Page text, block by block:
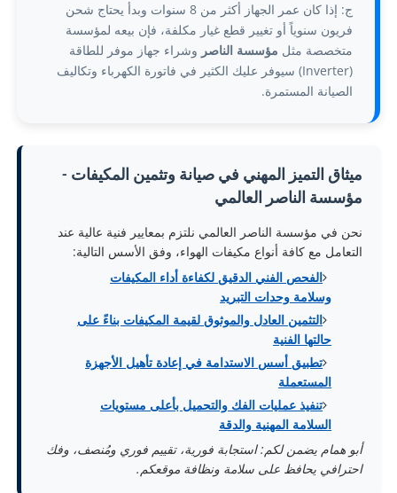
ج: إذا كان عمر الجهاز أكثر من 8 سنوات وبدأ يحتاج شحن
فريون سنوياً أو تغيير قطع غيار مكلفة، فإن بيعه لمؤسسة
متخصصة مثل مؤسسة الناصر وشراء جهاز موفر للطاقة
(Inverter) سيوفر عليك الكثير في فاتورة الكهرباء وتكاليف
الصيانة المستمرة.
ميثاق التميز المهني في صيانة وتثمين المكيفات -
مؤسسة الناصر العالمي
نحن في مؤسسة الناصر العالمي نلتزم بمعايير فنية عالية عند
التعامل مع كافة أنواع مكيفات الهواء، وفق الأسس التالية:
الفحص الفني الدقيق لكفاءة أداء المكيفات
وسلامة وحدات التبريد
التثمين العادل والموثوق لقيمة المكيفات بناءً على
حالتها الفنية
تطبيق أسس الاستدامة في إعادة تأهيل الأجهزة
المستعملة
تنفيذ عمليات الفك والتحميل بأعلى مستويات
السلامة المهنية والدقة
أبو همام يضمن لكم: استجابة فورية، تقييم فوري ومُنصف، وفك
احترافي يحافظ على سلامة ونظافة موقعكم.